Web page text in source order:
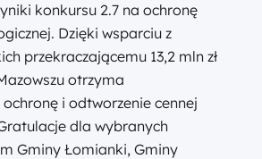
konkursu 2.7 na ochronę
Dzięki wsparciu z
przekraczającemu 13,2 mln zł
otrzyma
i odtworzenie cennej
dla wybranych
Gminy Łomianki, Gminy